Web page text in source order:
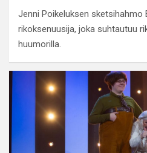
Jenni Poikeluksen sketsihahmo
rikoksenuusija, joka suhtautuu
huumorilla.